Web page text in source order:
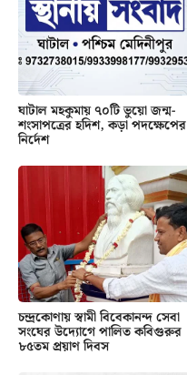
ঘাটাল মহকুমায় ৭০টি ভুয়ো জন্ম-
শংসাপত্রের হদিশ, কড়া পদক্ষেপের
নির্দেশ
চন্দ্রকোণায় স্বামী বিবেকানন্দ সেবা
সংঘের উদ্যোগে পালিত কবিগুরুর
৮৫তম প্রয়াণ দিবস